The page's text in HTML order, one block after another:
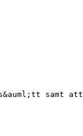
samt att